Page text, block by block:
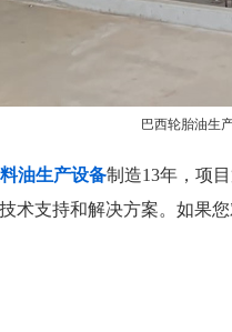
巴西轮胎油生
油生产设备制造13年，项
术支持和解决方案。如果